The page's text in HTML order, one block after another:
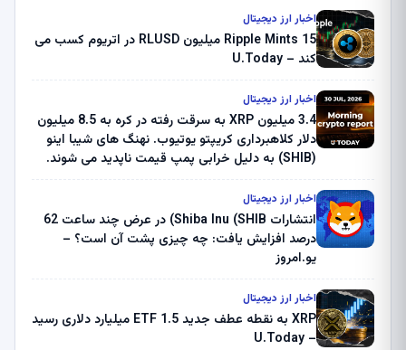
اخبار ارز دیجیتال
Ripple Mints 15 میلیون RLUSD در اتریوم کسب می
کند – U.Today
اخبار ارز دیجیتال
3.4 میلیون XRP به سرقت رفته در کره به 8.5 میلیون
دلار کلاهبرداری کریپتو یوتیوب. نهنگ های شیبا اینو
(SHIB) به دلیل خرابی پمپ قیمت ناپدید می شوند.
ثبت کرد – گزارش کریپتو صبح – U.Today
اخبار ارز دیجیتال
انتشارات Shiba Inu (SHIB) در عرض چند ساعت 62
درصد افزایش یافت: چه چیزی پشت آن است؟ –
یو.امروز
اخبار ارز دیجیتال
XRP به نقطه عطف جدید ETF 1.5 میلیارد دلاری رسید
– U.Today